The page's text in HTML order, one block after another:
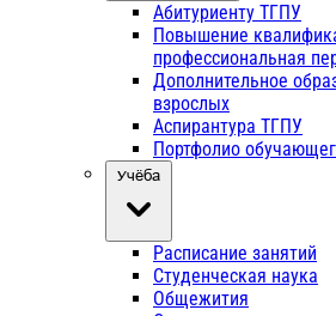
Абитуриенту ТГПУ
Повышение
профессиональная
Дополнительное
взрослых
Аспирантура ТГПУ
Портфолио
Учёба
Расписание занятий
Студенческая наука
Общежития